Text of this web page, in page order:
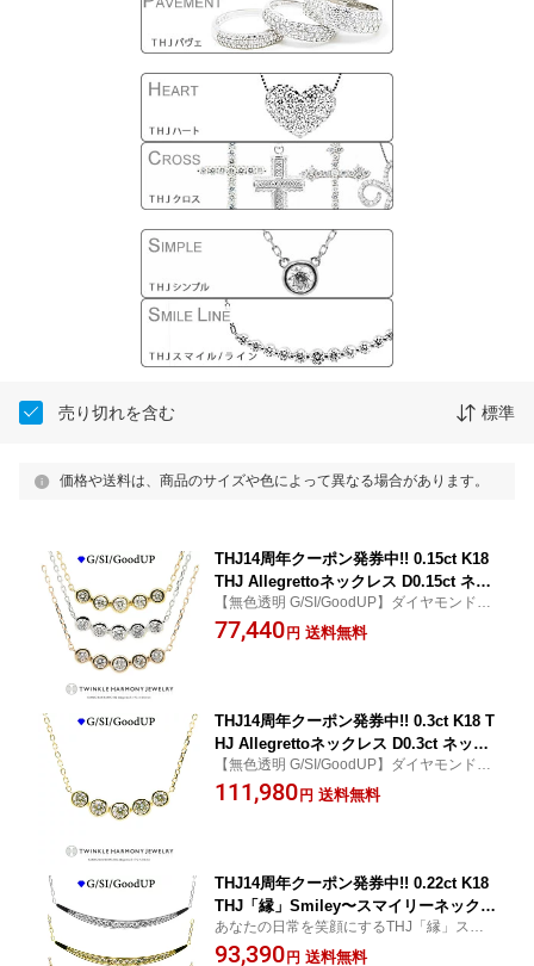
売り切れを含む 標準
価格や送料は、商品のサイズや色によって異なる場合があります。
THJ14周年クーポン発券中!! 0.15ct K18
THJ Allegrettoネックレス D0.15ct ネッ
クレス フクリン 5石 ライン ゴールド 高
品質SIクラス以上 18金 18k プレゼント
【無色透明 G/SI/GoodUP】ダイヤモンド専
門店THJの子育て応援ジュエリー☆身に着
けているだけでママの笑顔が弾けるアレグ
77,440 円 送料無料
THJ14周年クーポン発券中!! 0.3ct K18 T
HJ Allegrettoネックレス D0.3ct ネック
レス フクリン 5石 ライン ゴールド 高品
質SIクラス以上 18金 18k プレゼント あ
【無色透明 G/SI/GoodUP】ダイヤモンド専
門店THJの子育て応援ジュエリー☆身に着
けているだけでママの笑顔が弾けるアレグ
111,980 円 送料無料
THJ14周年クーポン発券中!! 0.22ct K18
THJ「縁」Smiley〜スマイリーネックレ
ス D0.22ct ライン グラデーション 笑顔
高品質SIクラス以上 18金 18k ネックレ
あなたの日常を笑顔にするTHJ「縁」スマ
イリーネックレス♪無色透明 G/SI/Good UP
93,390 円 送料無料